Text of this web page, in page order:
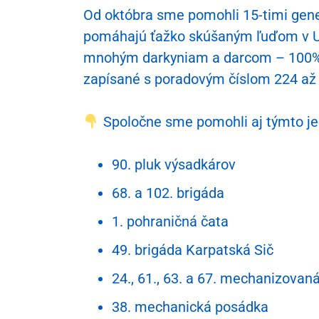
Autá
Od októbra sme pomohli 15-timi
pomáhajú ťažko skúšaným ľuďom v
mnohým darkyniam a darcom –
zapísané s poradovým číslom 224 až
Spoločne sme pomohli aj týmto
90. pluk výsadkárov
68. a 102. brigáda
1. pohraničná čata
49. brigáda Karpatská Sič
24., 61., 63. a 67.
38. mechanická posádka